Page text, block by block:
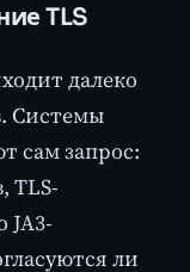
TLS
далеко
Системы
сам запрос:
TLS-
JA3-
ли